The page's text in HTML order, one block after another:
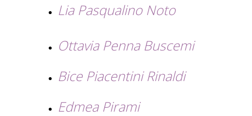
Lia Pasqualino Noto
Ottavia Penna Buscemi
Bice Piacentini Rinaldi
Edmea Pirami